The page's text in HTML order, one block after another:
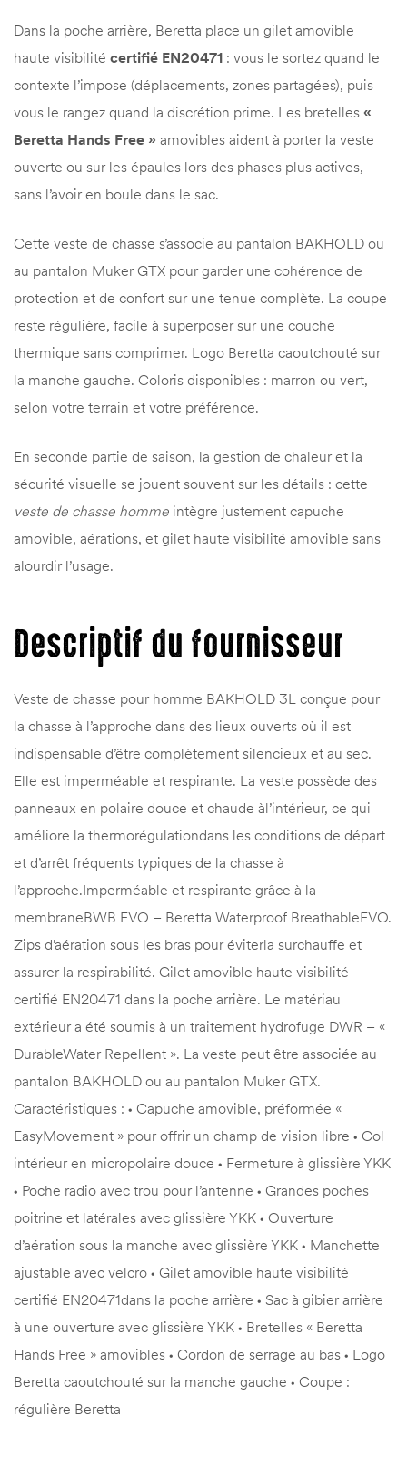
Dans la poche arrière, Beretta place un gilet amovible
haute visibilité certifié EN20471 : vous le sortez quand le
contexte l’impose (déplacements, zones partagées), puis
vous le rangez quand la discrétion prime. Les bretelles «
Beretta Hands Free » amovibles aident à porter la veste
ouverte ou sur les épaules lors des phases plus actives,
sans l’avoir en boule dans le sac.
Cette veste de chasse s’associe au pantalon BAKHOLD ou
au pantalon Muker GTX pour garder une cohérence de
protection et de confort sur une tenue complète. La coupe
reste régulière, facile à superposer sur une couche
thermique sans comprimer. Logo Beretta caoutchouté sur
la manche gauche. Coloris disponibles : marron ou vert,
selon votre terrain et votre préférence.
En seconde partie de saison, la gestion de chaleur et la
sécurité visuelle se jouent souvent sur les détails : cette
veste de chasse homme intègre justement capuche
amovible, aérations, et gilet haute visibilité amovible sans
alourdir l’usage.
Descriptif du fournisseur
Veste de chasse pour homme BAKHOLD 3L conçue pour
la chasse à l’approche dans des lieux ouverts où il est
indispensable d’être complètement silencieux et au sec.
Elle est imperméable et respirante. La veste possède des
panneaux en polaire douce et chaude àl’intérieur, ce qui
améliore la thermorégulationdans les conditions de départ
et d’arrêt fréquents typiques de la chasse à
l’approche.Imperméable et respirante grâce à la
membraneBWB EVO – Beretta Waterproof BreathableEVO.
Zips d’aération sous les bras pour éviterla surchauffe et
assurer la respirabilité. Gilet amovible haute visibilité
certifié EN20471 dans la poche arrière. Le matériau
extérieur a été soumis à un traitement hydrofuge DWR – «
DurableWater Repellent ». La veste peut être associée au
pantalon BAKHOLD ou au pantalon Muker GTX.
Caractéristiques : • Capuche amovible, préformée «
EasyMovement » pour offrir un champ de vision libre • Col
intérieur en micropolaire douce • Fermeture à glissière YKK
• Poche radio avec trou pour l’antenne • Grandes poches
poitrine et latérales avec glissière YKK • Ouverture
d’aération sous la manche avec glissière YKK • Manchette
ajustable avec velcro • Gilet amovible haute visibilité
certifié EN20471dans la poche arrière • Sac à gibier arrière
à une ouverture avec glissière YKK • Bretelles « Beretta
Hands Free » amovibles • Cordon de serrage au bas • Logo
Beretta caoutchouté sur la manche gauche • Coupe :
régulière Beretta